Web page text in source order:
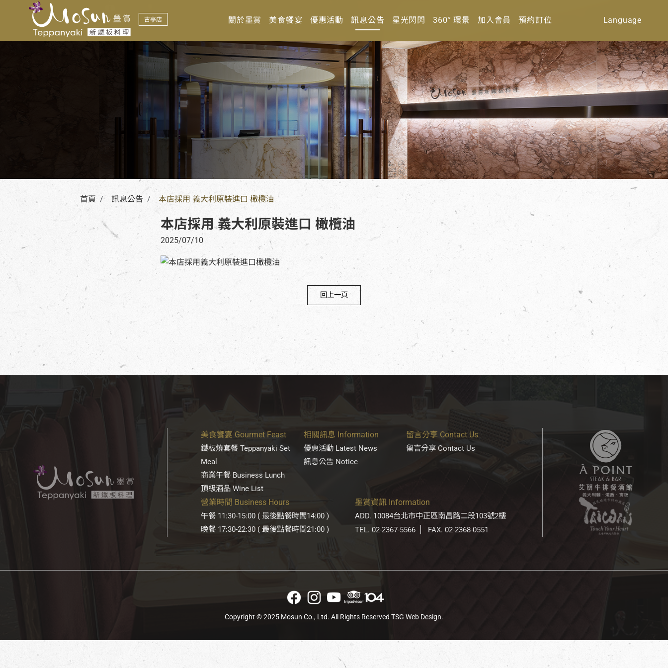
關於墨賞 美食饗宴 優惠活動 訊息公告 星光閃閃 360° 環景 加入會員 預約訂位 Language
訊息公告
NOTICE
首頁 訊息公告 本店採用 義大利原裝進口 橄欖油
本店採用 義大利原裝進口 橄欖油
2025/07/10
回上一頁
美食饗宴 Gourmet Feast
鐵板燒套餐 Teppanyaki Set
Meal
商業午餐 Business Lunch
頂級酒品 Wine List
相關訊息 Information
優惠活動 Latest News
訊息公告 Notice
留言分享 Contact Us
留言分享 Contact Us
營業時間 Business Hours
午餐 11:30-15:00 ( 最後點餐時間14:00 )
晚餐 17:30-22:30 ( 最後點餐時間21:00 )
墨賞資訊 Information
ADD. 10084台北市中正區南昌路二段103號2樓
TEL. 02-2367-5566
FAX. 02-2368-0551
Copyright © 2025 Mosun Co., Ltd. All Rights Reserved TSG Web Design.